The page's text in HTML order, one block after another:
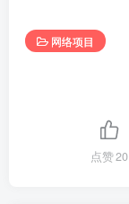
网络项目
点赞20